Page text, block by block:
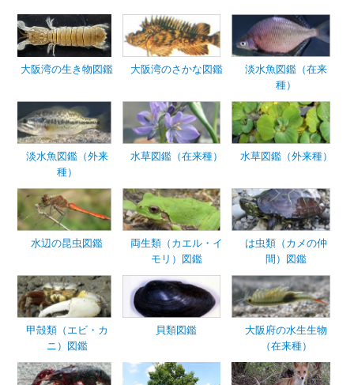
大阪湾の生き物図鑑 大阪湾のさかな図鑑
淡水魚図鑑（在来
種）
淡水魚図鑑（外来
種）
水草図鑑（在来種） 水草図鑑（外来種）
水辺の昆虫図鑑
両生類（カエル・イ
モリ）図鑑
は虫類（カメの仲
間）図鑑
甲殻類（エビ・カ
ニ）図鑑
貝類図鑑
大阪府の水生生物
（在来種）